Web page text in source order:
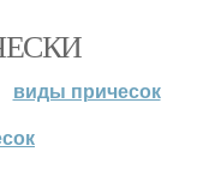
виды причесок